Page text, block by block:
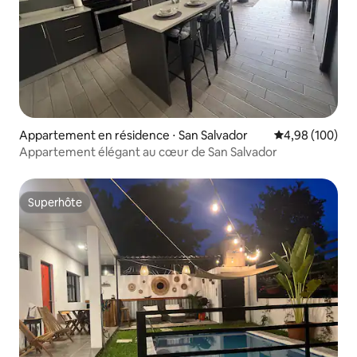
Appartement en résidence ⋅ San Salvador Évaluation
4,98 (100)
Appartement élégant au cœur de San Salvador
Superhôte
Superhôte